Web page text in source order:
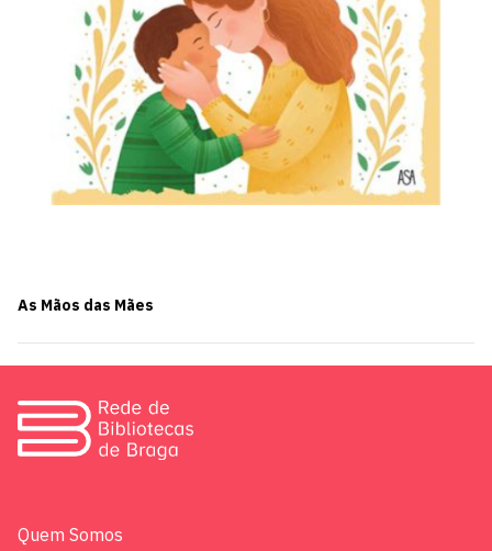
As Mãos das Mães
Quem Somos